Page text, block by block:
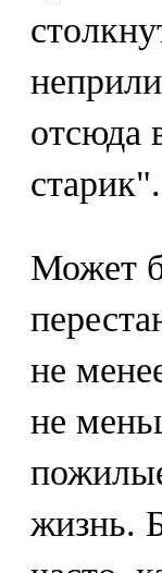
отсюда
старик".
Может
не
не
жизнь.